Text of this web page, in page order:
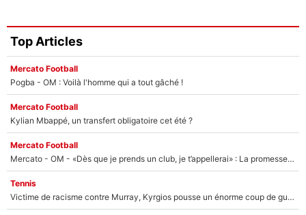
Top Articles
Mercato Football
Pogba - OM : Voilà l'homme qui a tout gâché !
Mercato Football
Kylian Mbappé, un transfert obligatoire cet été ?
Mercato Football
Mercato - OM - «Dès que je prends un club, je t’appellerai» : La promesse de Marcelino au moment de claquer la porte
Tennis
Victime de racisme contre Murray, Kyrgios pousse un énorme coup de gueule !